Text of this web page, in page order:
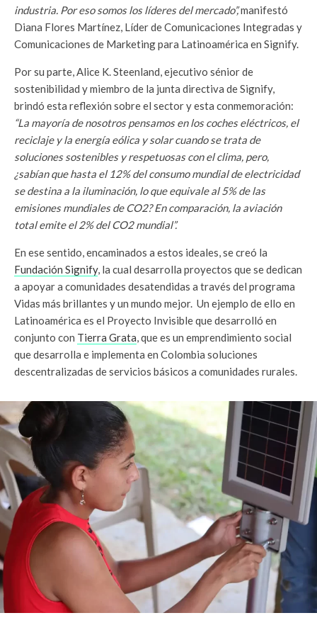
industria. Por eso somos los líderes del mercado”,manifestó
Diana Flores Martínez, Líder de Comunicaciones Integradas y
Comunicaciones de Marketing para Latinoamérica en Signify.
Por su parte, Alice K. Steenland, ejecutivo sénior de
sostenibilidad y miembro de la junta directiva de Signify,
brindó esta reflexión sobre el sector y esta conmemoración:
“La mayoría de nosotros pensamos en los coches eléctricos, el
reciclaje y la energía eólica y solar cuando se trata de
soluciones sostenibles y respetuosas con el clima, pero,
¿sabían que hasta el 12% del consumo mundial de electricidad
se destina a la iluminación, lo que equivale al 5% de las
emisiones mundiales de CO2? En comparación, la aviación
total emite el 2% del CO2 mundial”.
En ese sentido, encaminados a estos ideales, se creó la
Fundación Signify, la cual desarrolla proyectos que se dedican
a apoyar a comunidades desatendidas a través del programa
Vidas más brillantes y un mundo mejor. Un ejemplo de ello en
Latinoamérica es el Proyecto Invisible que desarrolló en
conjunto con Tierra Grata, que es un emprendimiento social
que desarrolla e implementa en Colombia soluciones
descentralizadas de servicios básicos a comunidades rurales.